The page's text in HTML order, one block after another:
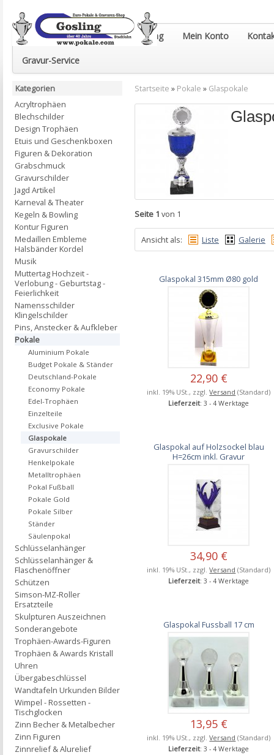
Euro-Pokale & Gravur-Shop Gosling Mein Konto
Gravur-Service
Startseite » Pokale » Glaspokale
Seite 1 von 1
Ansicht als: Liste Galerie
Glaspokal 315mm Ø80 gold
22,90 €
inkl. 19% USt., zzgl.Versand (Standard)
Lieferzeit: 3 - 4 Werktage
Glaspokal auf Holzsockel blau
H=26cm inkl. Gravur
34,90 €
inkl. 19% USt., zzgl.Versand (Standard)
Lieferzeit: 3 - 4 Werktage
Glaspokal Fussball 17 cm
13,95 €
inkl. 19% USt., zzgl.Versand (Standard)
Lieferzeit: 3 - 4 Werktage
Kategorien
Acryltrophäen
Blechschilder
Design Trophäen
Etuis und Geschenkboxen
Figuren & Dekoration
Grabschmuck
Gravurschilder
Jagd Artikel
Karneval & Theater
Kegeln & Bowling
Kontur Figuren
Medaillen Embleme
Halsbänder Kordel
Musik
Muttertag Hochzeit -
Verlobung - Geburtstag -
Feierlichkeit
Namensschilder
Klingelschilder
Pins, Anstecker & Aufkleber
Pokale
Aluminium Pokale
Budget Pokale & Ständer
Deutschland-Pokale
Economy Pokale
Edel-Trophäen
Einzelteile
Exclusive Pokale
Glaspokale
Gravurschilder
Henkelpokale
Metalltrophäen
Pokal Fußball
Pokale Gold
Pokale Silber
Ständer
Säulenpokal
Schlüsselanhänger
Schlüsselanhänger &
Flaschenöffner
Schützen
Simson-MZ-Roller
Ersatzteile
Skulpturen Auszeichnen
Sonderangebote
Trophäen-Awards-Figuren
Trophäen & Awards Kristall
Uhren
Übergabeschlüssel
Wandtafeln Urkunden Bilder
Wimpel - Rossetten -
Tischglocken
Zinn Becher & Metalbecher
Zinn Figuren
Zinnrelief & Alurelief